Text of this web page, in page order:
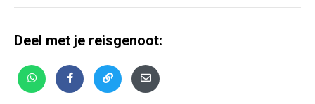
Deel met je reisgenoot: